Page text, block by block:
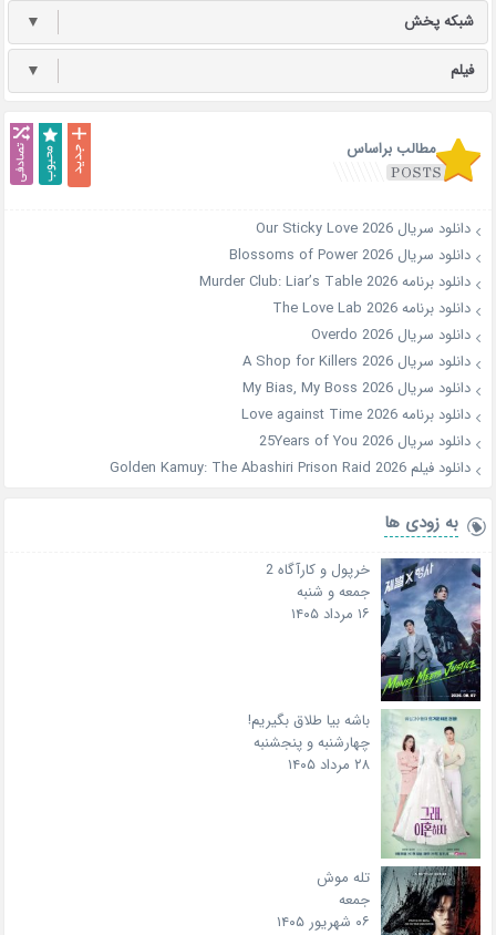
شبکه پخش ▼
فیلم ▼
مطالب براساس
دانلود سریال Our Sticky Love 2026
دانلود سریال Blossoms of Power 2026
دانلود برنامه Murder Club: Liar’s Table 2026
دانلود برنامه The Love Lab 2026
دانلود سریال Overdo 2026
دانلود سریال A Shop for Killers 2026
دانلود سریال My Bias, My Boss 2026
دانلود برنامه Love against Time 2026
دانلود سریال 25Years of You 2026
دانلود فیلم Golden Kamuy: The Abashiri Prison Raid 2026
به زودی ها
خرپول و کارآگاه 2
جمعه و شنبه
۱۶ مرداد ۱۴۰۵
باشه بیا طلاق بگیریم!
چهارشنبه و پنجشنبه
۲۸ مرداد ۱۴۰۵
تله موش
جمعه
۰۶ شهریور ۱۴۰۵